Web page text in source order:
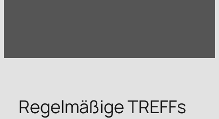
Regelmäßige TREFFs